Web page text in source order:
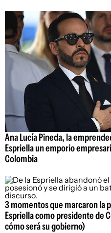
Ana Lucía Pineda, la
Espriella un emporio
Colombia
3 momentos que marcaron la
Espriella como presidente de
cómo será su gobierno)